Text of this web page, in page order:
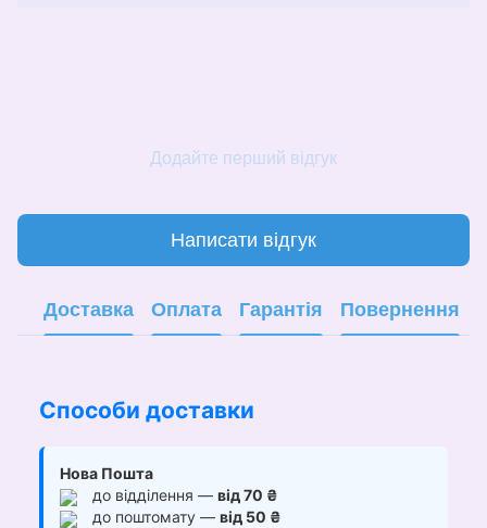
Додайте перший відгук
Написати відгук
Доставка Оплата Гарантія Повернення
Способи доставки
Нова Пошта
до відділення — від 70 ₴
до поштомату — від 50 ₴